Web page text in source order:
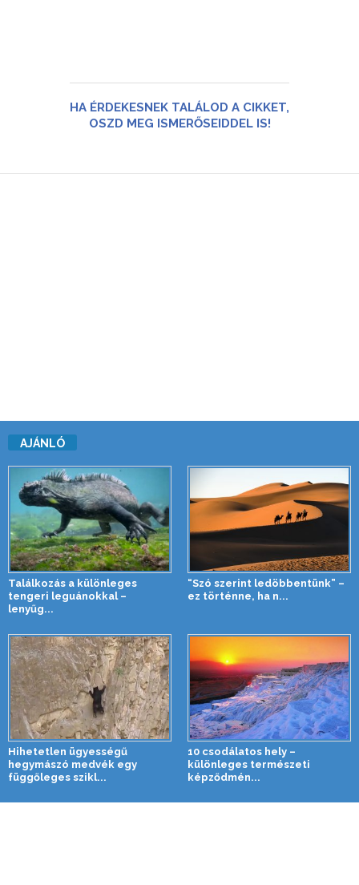
HA ÉRDEKESNEK TALÁLOD A CIKKET,
OSZD MEG ISMERŐSEIDDEL IS!
AJÁNLÓ
Találkozás a különleges
tengeri leguánokkal –
lenyűg...
“Szó szerint ledöbbentünk” –
ez történne, ha n...
Hihetetlen ügyességű
hegymászó medvék egy
függőleges szikl...
10 csodálatos hely –
különleges természeti
képződmén...